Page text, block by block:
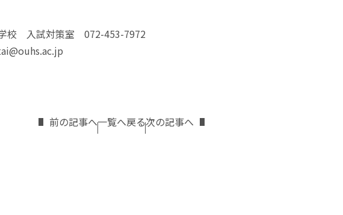
校 入試対策室 072-453-7972
前の記事へ一覧へ戻る次の記事へ